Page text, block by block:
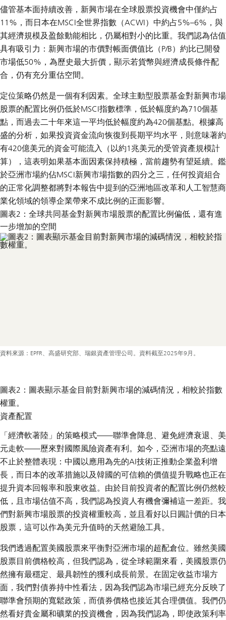
儘管基本面持續改善，新興市場在全球股票投資機會中僅約占
11%，而日本在MSCI全世界指數（ACWI）中約占5%–6%，與
其經濟規模及盈餘動能相比，仍屬相對小的比重。我們認為估值
具有吸引力：新興市場的市價對帳面價值比（P/B）約比已開發
市場低50%，為歷史最大折價，顯示若貨幣與經濟成長條件配
合，仍有充分重估空間。
定位策略仍然是一個有利因素。全球主動型股票基金對新興市場
股票的配置比例仍低於MSCI指數標準，低於幅度約為710個基
點，而過去二十年來這一平均低於幅度約為420個基點。根據高
盛的分析，如果投資資金流向恢復到長期平均水平，則意味著約
有420億美元的資金可能流入（以約1兆美元的受管資產規模計
算），這表明如果基本面因素保持積極，當前趨勢有望延續。鑑
於亞洲市場約佔MSCI新興市場指數的四分之三，任何投資組合
的正常化調整都將對本報告中提到的亞洲地區改革和人工智慧商
業化領域的領導企業帶來不成比例的正面影響。
圖表2：全球共同基金對新興市場股票的配置比例偏低，還有進
一步增加的空間
資料來源：EPFR、高盛研究部、瑞銀資產管理公司。資料截至2025年9月。
圖表2：圖表顯示基金目前對新興市場的減碼情況，相較於指數
權重。
資產配置
「經濟軟著陸」的策略模式——聯準會降息、避免經濟衰退、美
元走軟——歷來對國際風險資產有利。如今，亞洲市場的亮點遠
不止於整體表現：中國以應用為先的AI技術正推動企業盈利增
長，而日本的改革措施以及韓國的可信賴的價值提升戰略也正在
提升資本回報率和股東收益。由於目前投資者的配置比例仍然較
低，且市場估值不高，我們認為投資人有機會彌補這一差距。我
們對新興市場股票的投資權重較高，並且看好以日圓計價的日本
股票，這可以作為美元升值時的天然避險工具。
我們透過配置美國股票來平衡對亞洲市場的超配倉位。雖然美國
股票目前價格較高，但我們認為，從全球範圍來看，美國股票仍
然擁有最穩定、最具韌性的獲利成長前景。在固定收益市場方
面，我們對債券持中性看法，因為我們認為市場已經充分反映了
聯準會預期的寬鬆政策，而債券價格也接近其合理價值。我們仍
然看好貴金屬和礦業的投資機會，因為我們認為，即使政策利率